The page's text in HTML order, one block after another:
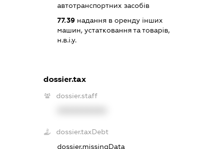
автотранспортних засобів
77.39надання в оренду інших
машин, устатковання та товарів,
н.в.і.у.
dossier.tax
dossier.staff
dossier.taxDebt
dossier.missingData